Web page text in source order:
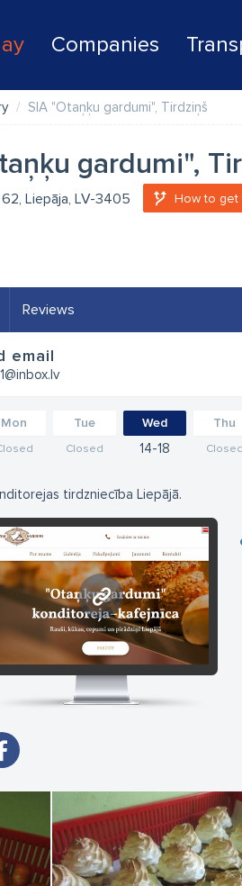
Companies
SIA "Otaņķu gardumi", Tirdziņš
gardumi",
Liepāja, LV-3405 How to get
Reviews
email
Mon Tue
Closed
Wed
14 18
Thu
Closed
tirdzniecība Liepājā.